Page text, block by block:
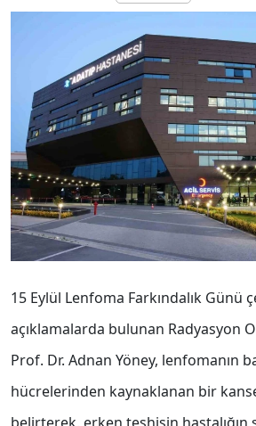
15 Eylül Lenfoma Farkındalık Günü
açıklamalarda bulunan Radyasyon
Prof. Dr. Adnan Yöney, lenfomanın
hücrelerinden kaynaklanan bir